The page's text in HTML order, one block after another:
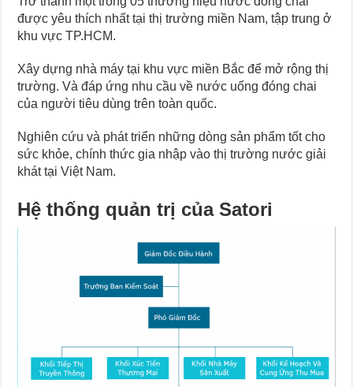
được yêu thích nhất tại thị trường miền Nam, tập trung ở
khu vực TP.HCM.
Xây dựng nhà máy tại khu vực miền Bắc để mở rộng thị
trường. Và đáp ứng nhu cầu về nước uống đóng chai
của người tiêu dùng trên toàn quốc.
Nghiên cứu và phát triển những dòng sản phẩm tốt cho
sức khỏe, chính thức gia nhập vào thị trường nước giải
khát tại Việt Nam.
Hệ thống quản trị của Satori